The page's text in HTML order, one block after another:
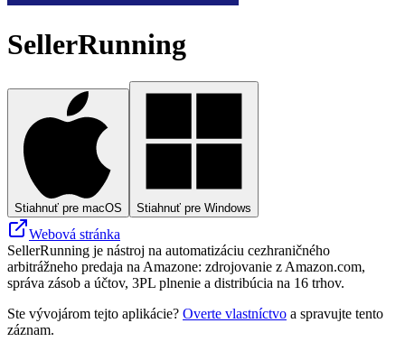
SellerRunning
Stiahnuť pre macOS Stiahnuť pre Windows
Webová stránka
SellerRunning je nástroj na automatizáciu cezhraničného
arbitrážneho predaja na Amazone: zdrojovanie z Amazon.com,
správa zásob a účtov, 3PL plnenie a distribúcia na 16 trhov.
Ste vývojárom tejto aplikácie? Overte vlastníctvo a spravujte tento
záznam.